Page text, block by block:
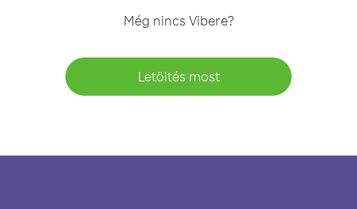
Még nincs Vibere?
Letöltés most